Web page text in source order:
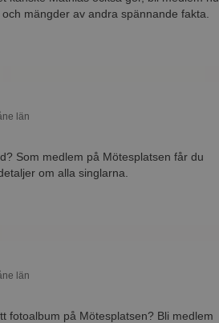
mängder av andra spännande fakta.
län
Som medlem på Mötesplatsen får du
om alla singlarna.
län
fotoalbum på Mötesplatsen? Bli medlem